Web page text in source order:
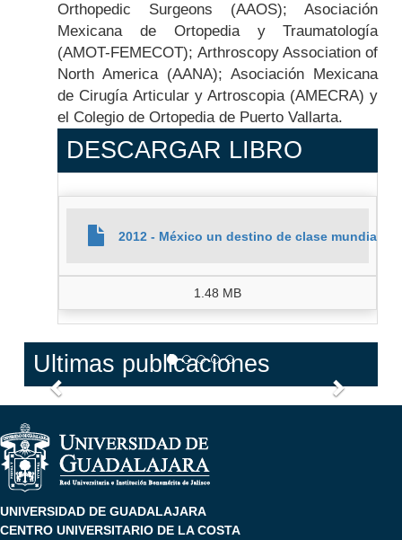
Orthopedic Surgeons (AAOS); Asociación
Mexicana de Ortopedia y Traumatología
(AMOT-FEMECOT); Arthroscopy Association of
North America (AANA); Asociación Mexicana
de Cirugía Articular y Artroscopia (AMECRA) y
el Colegio de Ortopedia de Puerto Vallarta.
DESCARGAR LIBRO
2012 - México un destino de clase mundial
1.48 MB
Ultimas publicaciones
Anterior
UNIVERSIDAD DE GUADALAJARA
CENTRO UNIVERSITARIO DE LA COSTA